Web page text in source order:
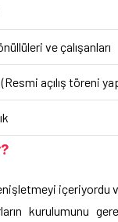
ve çalışanları
açılış töreni
içeriyordu
kurulumunu